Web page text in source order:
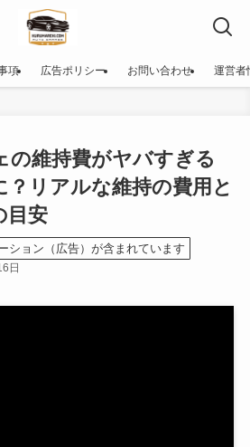
項 広告ポリシー お問い合わせ 運営者
の維持費がヤバすぎる
？リアルな維持の費用と
目安
ション（広告）が含まれています
日